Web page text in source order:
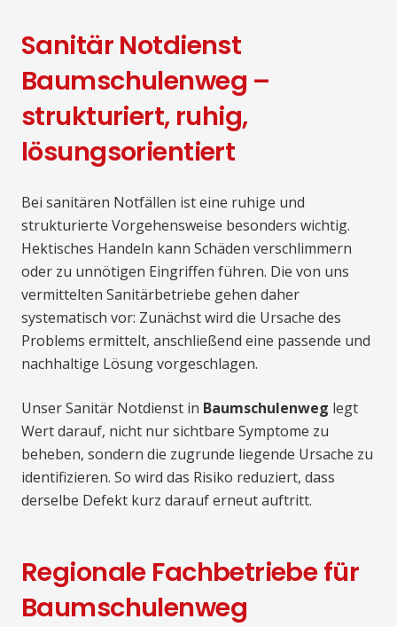
Sanitär Notdienst
Baumschulenweg –
strukturiert, ruhig,
lösungsorientiert
Bei sanitären Notfällen ist eine ruhige und
strukturierte Vorgehensweise besonders wichtig.
Hektisches Handeln kann Schäden verschlimmern
oder zu unnötigen Eingriffen führen. Die von uns
vermittelten Sanitärbetriebe gehen daher
systematisch vor: Zunächst wird die Ursache des
Problems ermittelt, anschließend eine passende und
nachhaltige Lösung vorgeschlagen.
Unser Sanitär Notdienst in Baumschulenweg legt
Wert darauf, nicht nur sichtbare Symptome zu
beheben, sondern die zugrunde liegende Ursache zu
identifizieren. So wird das Risiko reduziert, dass
derselbe Defekt kurz darauf erneut auftritt.
Regionale Fachbetriebe für
Baumschulenweg